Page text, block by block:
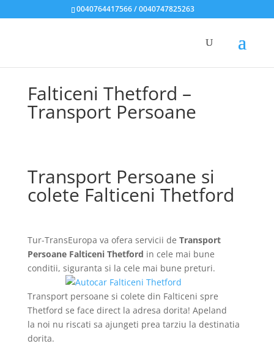
0040764417566 / 0040747825263
Falticeni Thetford –
Transport Persoane
Transport Persoane si
colete Falticeni Thetford
Tur-TransEuropa va ofera servicii de Transport
Persoane Falticeni Thetford in cele mai bune
conditii, siguranta si la cele mai bune preturi.
Transport persoane si colete din Falticeni spre
Thetford se face direct la adresa dorita! Apeland
la noi nu riscati sa ajungeti prea tarziu la destinatia
dorita.